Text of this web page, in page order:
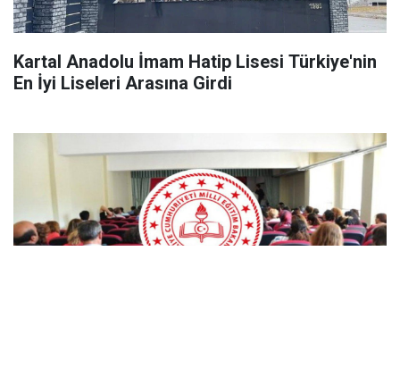
Kartal Anadolu İmam Hatip Lisesi Türkiye'nin
En İyi Liseleri Arasına Girdi